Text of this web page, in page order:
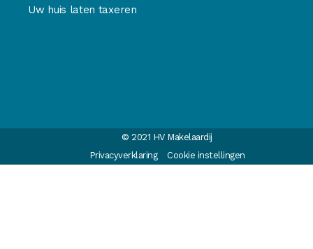
Uw huis laten taxeren
© 2021 HV Makelaardij
Privacyverklaring
Cookie instellingen